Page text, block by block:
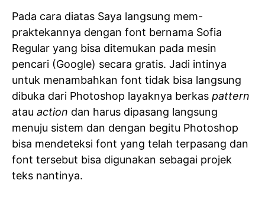
Pada cara diatas Saya langsung mem-
praktekannya dengan font bernama Sofia
Regular yang bisa ditemukan pada mesin
pencari (Google) secara gratis. Jadi intinya
untuk menambahkan font tidak bisa langsung
dibuka dari Photoshop layaknya berkas pattern
atau action dan harus dipasang langsung
menuju sistem dan dengan begitu Photoshop
bisa mendeteksi font yang telah terpasang dan
font tersebut bisa digunakan sebagai projek
teks nantinya.